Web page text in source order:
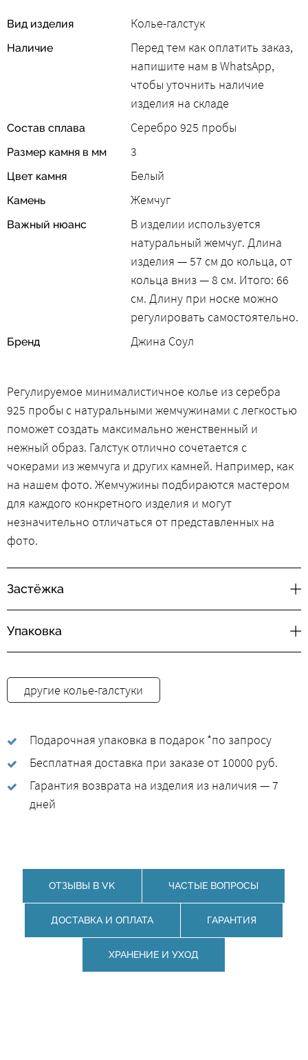
Вид изделия Колье-галстук
Наличие
Перед тем как оплатить заказ,
напишите нам в WhatsApp,
чтобы уточнить наличие
изделия на складе
Состав сплава Серебро 925 пробы
Размер камня в мм 3
Цвет камня Белый
Камень Жемчуг
Важный нюанс
В изделии используется
натуральный жемчуг. Длина
изделия — 57 см до кольца, от
кольца вниз — 8 см. Итого: 66
см. Длину при носке можно
регулировать самостоятельно.
Бренд Джина Соул
Регулируемое минималистичное колье из серебра
925 пробы с натуральными жемчужинами c легкостью
поможет создать максимально женственный и
нежный образ. Галстук отлично сочетается с
чокерами из жемчуга и других камней. Например, как
на нашем фото. Жемчужины подбираются мастером
для каждого конкретного изделия и могут
незначительно отличаться от представленных на
фото.
Застёжка
Упаковка
другие колье-галстуки
Подарочная упаковка в подарок *по запросу
Бесплатная доставка при заказе от 10000 руб.
Гарантия возврата на изделия из наличия — 7
дней
ОТЗЫВЫ В VK ЧАСТЫЕ ВОПРОСЫ
ДОСТАВКА И ОПЛАТА ГАРАНТИЯ
ХРАНЕНИЕ И УХОД